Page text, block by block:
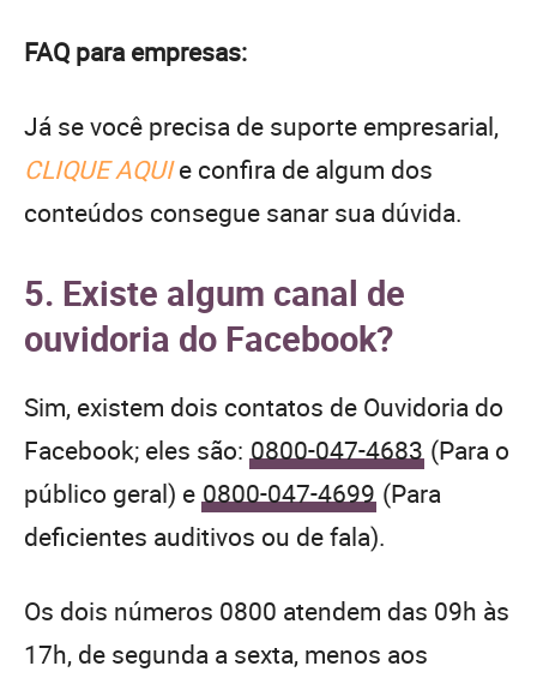
FAQ para empresas:
Já se você precisa de suporte empresarial,
CLIQUE AQUIe confira de algum dos
conteúdos consegue sanar sua dúvida.
5. Existe algum canal de
ouvidoria do Facebook?
Sim, existem dois contatos de Ouvidoria do
Facebook; eles são: 0800-047-4683 (Para o
público geral) e 0800-047-4699 (Para
deficientes auditivos ou de fala).
Os dois números 0800 atendem das 09h às
17h, de segunda a sexta, menos aos